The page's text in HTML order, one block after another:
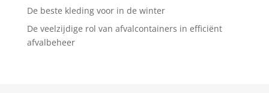
De beste kleding voor in de winter
De veelzijdige rol van afvalcontainers in efficiënt
afvalbeheer